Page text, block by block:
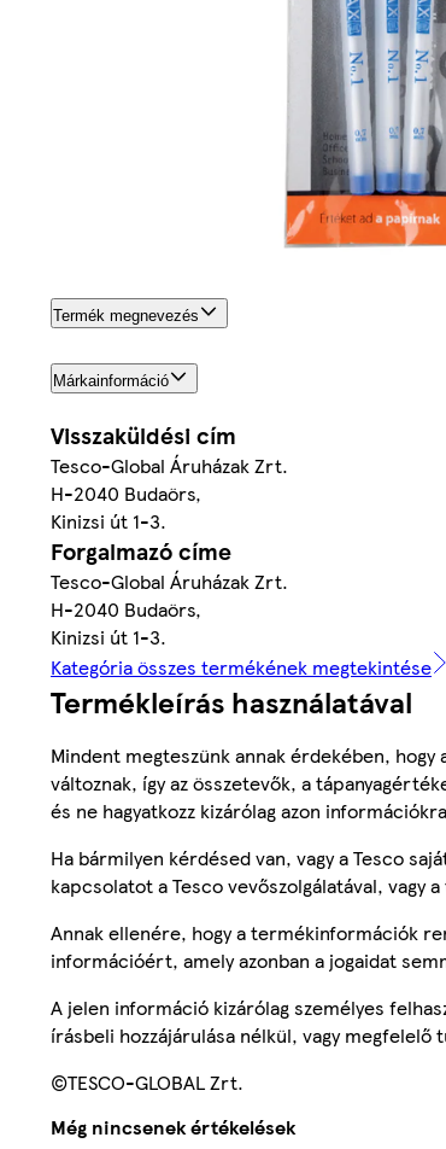
Termék megnevezés
Márkainformáció
Visszaküldési cím
Tesco-Global Áruházak Zrt.
H-2040 Budaörs,
Kinizsi út 1-3.
Forgalmazó címe
Tesco-Global Áruházak Zrt.
H-2040 Budaörs,
Kinizsi út 1-3.
Kategória összes termékének megtekintése
Termékleírás használatával
Mindent megteszünk annak érdekében,
változnak, így az összetevők, a
és ne hagyatkozz kizárólag azon
Ha bármilyen kérdésed van, vagy a Tesco
kapcsolatot a Tesco vevőszolgálatával, vagy
Annak ellenére, hogy a termékinformációk
információért, amely azonban a jogaidat
A jelen információ kizárólag személyes
írásbeli hozzájárulása nélkül, vagy
©TESCO-GLOBAL Zrt.
Még nincsenek értékelések